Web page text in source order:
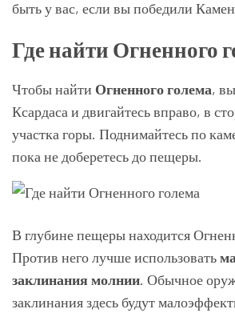
быть у вас, если вы победили
Где найти Огненного
Чтобы найти Огненного голема,
Ксардаса и двигайтесь вправо, в
участка горы. Поднимайтесь по
пока не доберетесь до пещеры.
В глубине пещеры находится
Против него лучше использовать
заклинания молнии. Обычное
заклинания здесь будут